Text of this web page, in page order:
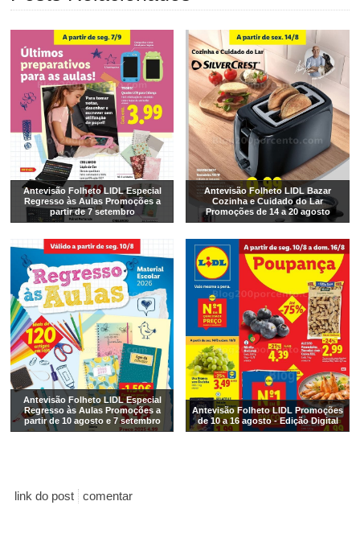
Antevisão Folheto LIDL Especial
Regresso às Aulas Promoções a
partir de 7 setembro
Antevisão Folheto LIDL Bazar
Cozinha e Cuidado do Lar
Promoções de 14 a 20 agosto
Antevisão Folheto LIDL Especial
Regresso às Aulas Promoções a
partir de 10 agosto e 7 setembro
Antevisão Folheto LIDL Promoções
de 10 a 16 agosto - Edição Digital
link do post comentar